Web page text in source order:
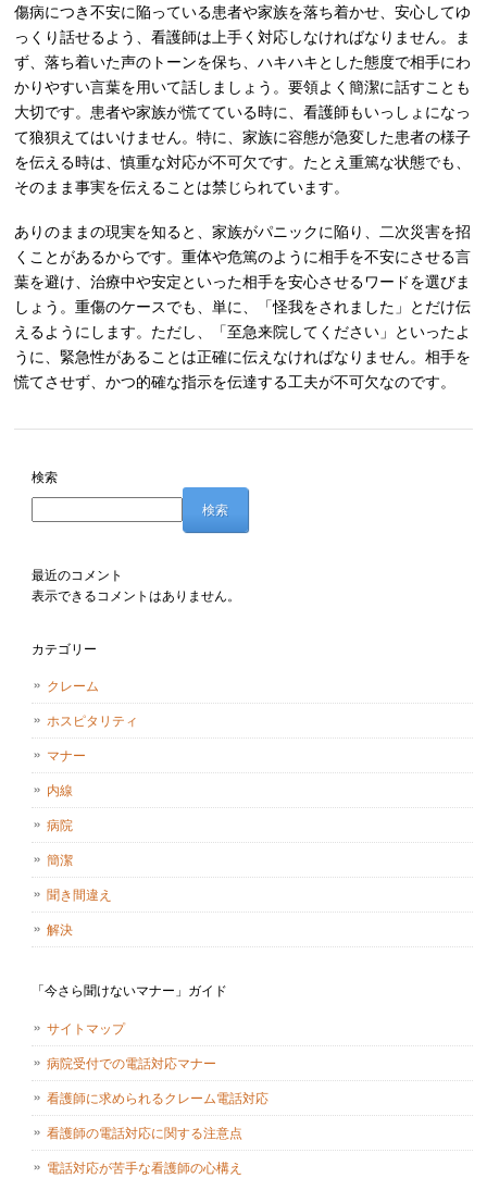
傷病につき不安に陥っている患者や家族を落ち着かせ、安心してゆ
っくり話せるよう、看護師は上手く対応しなければなりません。ま
ず、落ち着いた声のトーンを保ち、ハキハキとした態度で相手にわ
かりやすい言葉を用いて話しましょう。要領よく簡潔に話すことも
大切です。患者や家族が慌てている時に、看護師もいっしょになっ
て狼狽えてはいけません。特に、家族に容態が急変した患者の様子
を伝える時は、慎重な対応が不可欠です。たとえ重篤な状態でも、
そのまま事実を伝えることは禁じられています。
ありのままの現実を知ると、家族がパニックに陥り、二次災害を招
くことがあるからです。重体や危篤のように相手を不安にさせる言
葉を避け、治療中や安定といった相手を安心させるワードを選びま
しょう。重傷のケースでも、単に、「怪我をされました」とだけ伝
えるようにします。ただし、「至急来院してください」といったよ
うに、緊急性があることは正確に伝えなければなりません。相手を
慌てさせず、かつ的確な指示を伝達する工夫が不可欠なのです。
検索
検索
最近のコメント
表示できるコメントはありません。
カテゴリー
クレーム
ホスピタリティ
マナー
内線
病院
簡潔
聞き間違え
解決
「今さら聞けないマナー」ガイド
サイトマップ
病院受付での電話対応マナー
看護師に求められるクレーム電話対応
看護師の電話対応に関する注意点
電話対応が苦手な看護師の心構え